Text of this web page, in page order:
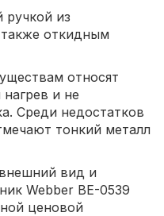
из
также откидным
относят
и не
Среди недостатков
тонкий металл
вид и
Webber BE-0539
ценовой